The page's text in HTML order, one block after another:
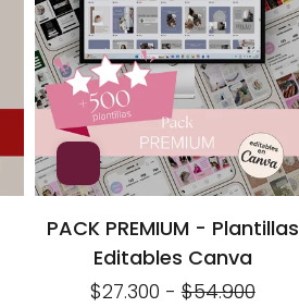
PACK PREMIUM - Plantillas
Editables Canva
$27.300 - $54.900